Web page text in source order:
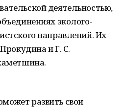
деятельностью,
эколого-
направлений. Их
и Г. С.
развить свои